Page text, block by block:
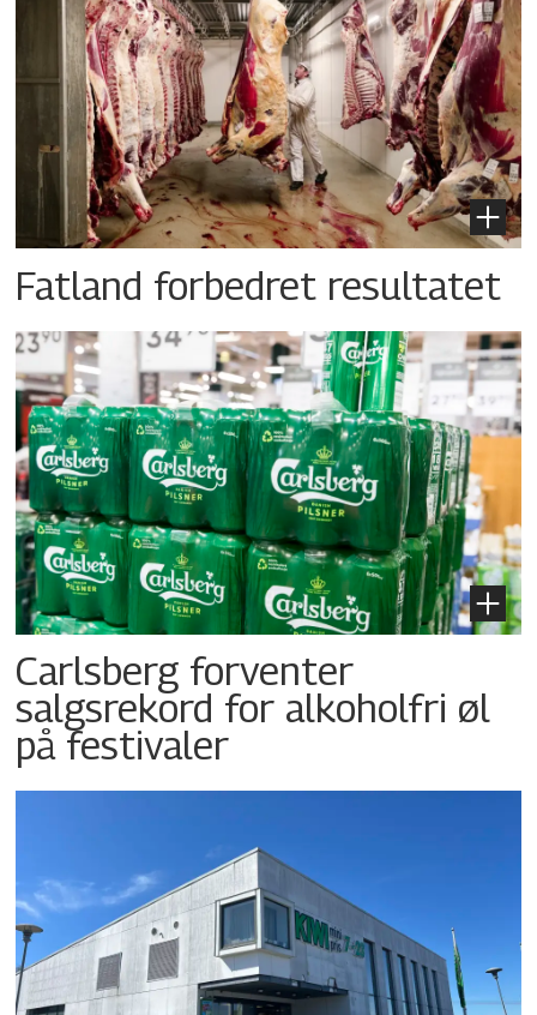
Fatland forbedret resultatet
Carlsberg forventer
salgsrekord for alkoholfri øl
på festivaler